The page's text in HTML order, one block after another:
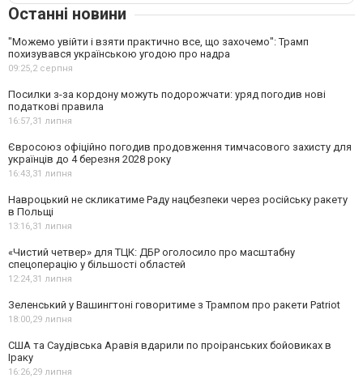
Останні новини
"Можемо увійти і взяти практично все, що захочемо": Трамп
похизувався українською угодою про надра
09:25,2 серпня
Посилки з-за кордону можуть подорожчати: уряд погодив нові
податкові правила
16:57,31 липня
Євросоюз офіційно погодив продовження тимчасового захисту для
українців до 4 березня 2028 року
16:43,31 липня
Навроцький не скликатиме Раду нацбезпеки через російську ракету
в Польщі
13:16,31 липня
«Чистий четвер» для ТЦК: ДБР оголосило про масштабну
спецоперацію у більшості областей
12:24,31 липня
Зеленський у Вашингтоні говоритиме з Трампом про ракети Patriot
18:00,29 липня
США та Саудівська Аравія вдарили по проіранських бойовиках в
Іраку
16:26,29 липня